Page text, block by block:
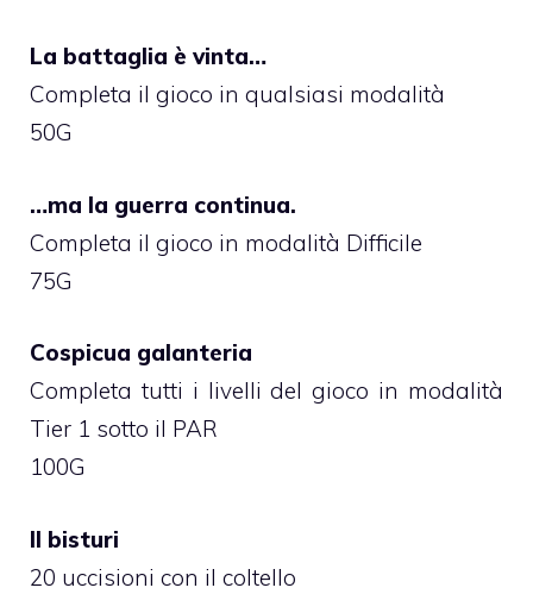
La battaglia è vinta…
Completa il gioco in qualsiasi modalità
50G
…ma la guerra continua.
Completa il gioco in modalità Difficile
75G
Cospicua galanteria
Completa tutti i livelli del gioco in modalità
Tier 1 sotto il PAR
100G
Il bisturi
20 uccisioni con il coltello